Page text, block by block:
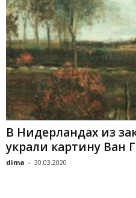
В Нидерландах из
украли картину Ван
dima - 30.03.2020